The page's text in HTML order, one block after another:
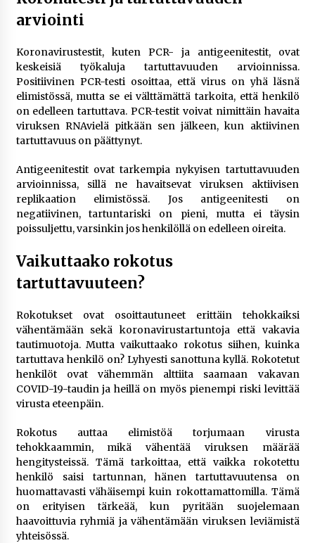
arviointi
Koronavirustestit, kuten PCR- ja antigeenitestit, ovat
keskeisiä työkaluja tartuttavuuden arvioinnissa.
Positiivinen PCR-testi osoittaa, että virus on yhä läsnä
elimistössä, mutta se ei välttämättä tarkoita, että henkilö
on edelleen tartuttava. PCR-testit voivat nimittäin havaita
viruksen RNAvielä pitkään sen jälkeen, kun aktiivinen
tartuttavuus on päättynyt.
Antigeenitestit ovat tarkempia nykyisen tartuttavuuden
arvioinnissa, sillä ne havaitsevat viruksen aktiivisen
replikaation elimistössä. Jos antigeenitesti on
negatiivinen, tartuntariski on pieni, mutta ei täysin
poissuljettu, varsinkin jos henkilöllä on edelleen oireita.
Vaikuttaako rokotus
tartuttavuuteen?
Rokotukset ovat osoittautuneet erittäin tehokkaiksi
vähentämään sekä koronavirustartuntoja että vakavia
tautimuotoja. Mutta vaikuttaako rokotus siihen, kuinka
tartuttava henkilö on? Lyhyesti sanottuna kyllä. Rokotetut
henkilöt ovat vähemmän alttiita saamaan vakavan
COVID-19-taudin ja heillä on myös pienempi riski levittää
virusta eteenpäin.
Rokotus auttaa elimistöä torjumaan virusta
tehokkaammin, mikä vähentää viruksen määrää
hengitysteissä. Tämä tarkoittaa, että vaikka rokotettu
henkilö saisi tartunnan, hänen tartuttavuutensa on
huomattavasti vähäisempi kuin rokottamattomilla. Tämä
on erityisen tärkeää, kun pyritään suojelemaan
haavoittuvia ryhmiä ja vähentämään viruksen leviämistä
yhteisössä.